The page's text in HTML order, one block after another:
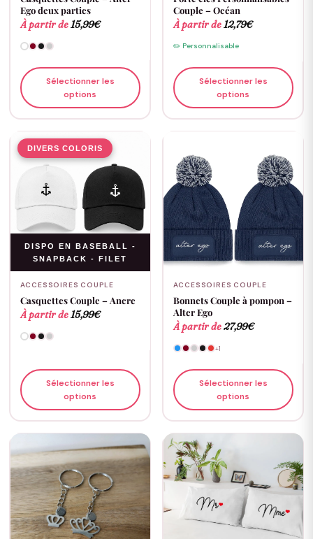
Ego deux parties
À partir de15,99€
Sélectionner les
options
Couple – Océan
À partir de12,79€
✏️ Personnalisable
Sélectionner les
options
DISPO EN BASEBALL -
SNAPBACK - FILET
DIVERS COLORIS
ACCESSOIRES COUPLE
Casquettes Couple – Ancre
À partir de15,99€
Sélectionner les
options
ACCESSOIRES COUPLE
Bonnets Couple à pompon –
Alter Ego
À partir de27,99€
+1
Sélectionner les
options